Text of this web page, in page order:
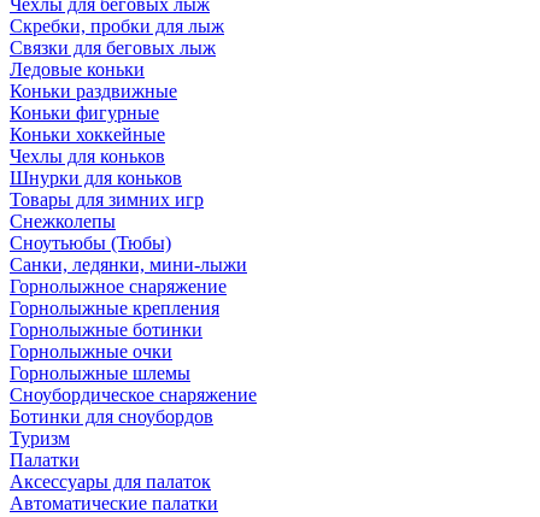
Чехлы для беговых лыж
Скребки, пробки для лыж
Связки для беговых лыж
Ледовые коньки
Коньки раздвижные
Коньки фигурные
Коньки хоккейные
Чехлы для коньков
Шнурки для коньков
Товары для зимних игр
Снежколепы
Сноутьюбы (Тюбы)
Санки, ледянки, мини-лыжи
Горнолыжное снаряжение
Горнолыжные крепления
Горнолыжные ботинки
Горнолыжные очки
Горнолыжные шлемы
Сноубордическое снаряжение
Ботинки для сноубордов
Туризм
Палатки
Аксессуары для палаток
Автоматические палатки